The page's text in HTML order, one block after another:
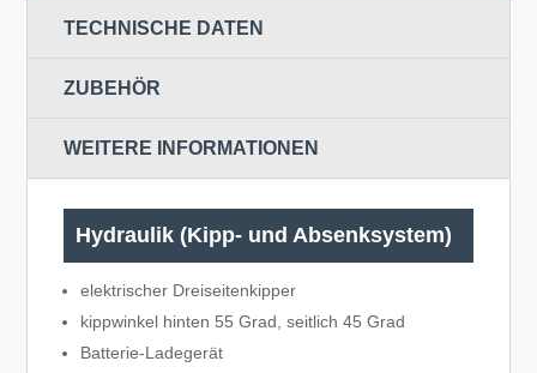
TECHNISCHE DATEN
ZUBEHÖR
WEITERE INFORMATIONEN
Hydraulik (Kipp- und Absenksystem)
elektrischer Dreiseitenkipper
kippwinkel hinten 55 Grad, seitlich 45 Grad
Batterie-Ladegerät